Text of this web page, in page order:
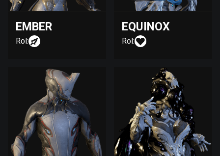
EMBER
Rol:
EQUINOX
Rol: